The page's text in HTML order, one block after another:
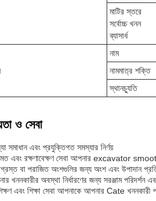
মাটির স্তরে
সর্বোচ্চ খনন
ব্যাসার্ধ
নাম
নামমাত্র শক্তি
স্থানচ্যুতি
ও সেবা
সমাধান এবং প্রযুক্তিগত সমস্যার নির্ণয়
এবং রক্ষণাবেক্ষণ সেবা আপনার excavator
বা পরাজিত অংশগুলির জন্য অংশ এবং উপাদান
খননকারীর অবস্থা নির্ধারণের জন্য সরঞ্জাম পরিদর্শন
এবং শিক্ষা সেবা আপনাকে আপনার Cate খননকারী